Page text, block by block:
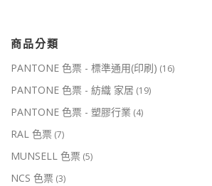
商品分類
PANTONE 色票 - 標準通用(印刷) (16)
PANTONE 色票 - 紡織 家居 (19)
PANTONE 色票 - 塑膠行業 (4)
RAL 色票 (7)
MUNSELL 色票 (5)
NCS 色票 (3)